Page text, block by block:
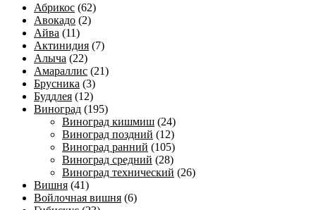
Абрикос (62)
Авокадо (2)
Айва (11)
Актинидия (7)
Алыча (22)
Амараллис (21)
Брусника (3)
Буддлея (12)
Виноград (195)
Виноград кишмиш (24)
Виноград поздний (12)
Виноград ранний (105)
Виноград средний (28)
Виноград технический (26)
Вишня (41)
Войлочная вишня (6)